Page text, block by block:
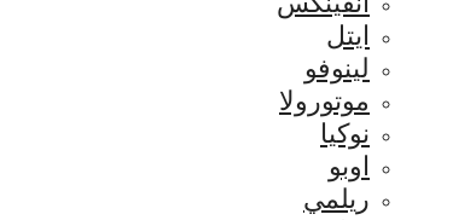
ايتل
لينوفو
موتورولا
نوكيا
اوبو
ريلمي